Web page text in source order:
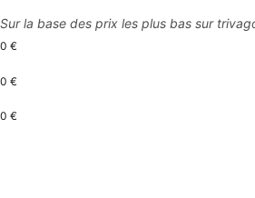
Sur la base des prix les plus bas sur
0 €
0 €
0 €